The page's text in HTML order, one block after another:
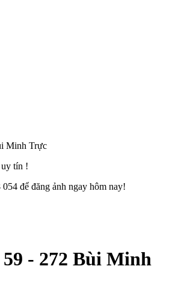
Minh Trực
tín !
054 để đăng ảnh ngay hôm nay!
- 272 Bùi Minh